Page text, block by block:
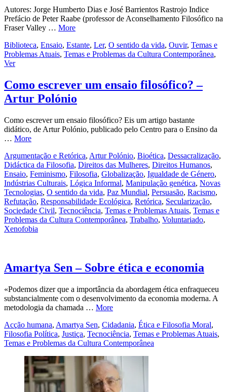
Autores: Jorge Humberto Dias e José Barrientos Rastrojo Indice
Prefácio de Peter Raabe (professor de Aconselhamento Filosófico na
Fraser Valley … More
Biblioteca, Ensaio, Estante, Ler, O sentido da vida, Ouvir, Temas e
Problemas Atuais, Temas e Problemas da Cultura Contemporânea,
Ver
Como escrever um ensaio filosófico? –
Artur Polónio
Como escrever um ensaio filosófico? Eis um artigo bastante
didático, de Artur Polónio, publicado pelo Centro para o Ensino da
… More
Argumentação e Retórica, Artur Polónio, Bioética, Dessacralização,
Didáctica da Filosofia, Direitos das Mulheres, Direitos Humanos,
Ensaio, Feminismo, Filosofia, Globalização, Igualdade de Género,
Indústrias Culturais, Lógica Informal, Manipulação genética, Novas
Tecnologias, O sentido da vida, Paz Mundial, Persuasão, Racismo,
Refutação, Responsabilidade Ecológica, Retórica, Secularização,
Sociedade Civil, Tecnociência, Temas e Problemas Atuais, Temas e
Problemas da Cultura Contemporânea, Trabalho, Voluntariado,
Xenofobia
Amartya Sen – Sobre ética e economia
«Podemos dizer que a importância da abordagem ética enfraqueceu
substancialmente com o desenvolvimento da economia moderna. A
metodologia da chamada … More
Acção humana, Amartya Sen, Cidadania, Ética e Filosofia Moral,
Filosofia Política, Justiça, Tecnociência, Temas e Problemas Atuais,
Temas e Problemas da Cultura Contemporânea